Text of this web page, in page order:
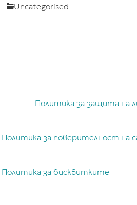
Uncategorised
Политика за защита на
Политика за поверителност на
Политика за бисквитките